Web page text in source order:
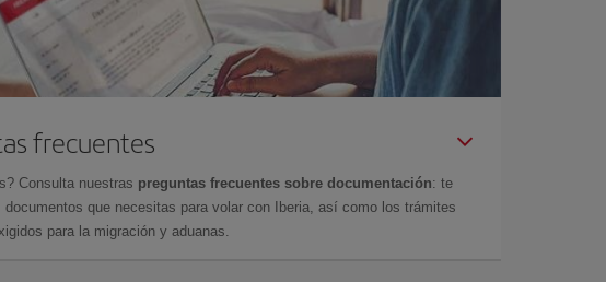
frecuentes
Consulta nuestras preguntas frecuentes sobre documentación: te
documentos que necesitas para volar con Iberia, así como los trámites
para la migración y aduanas.